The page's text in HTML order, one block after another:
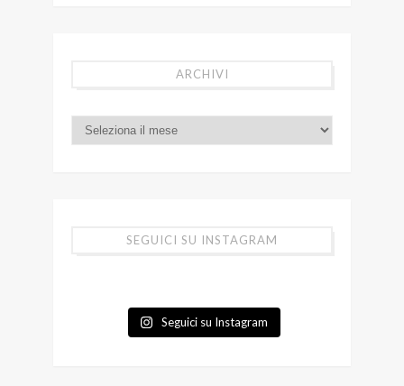
ARCHIVI
SEGUICI SU INSTAGRAM
Seguici su Instagram